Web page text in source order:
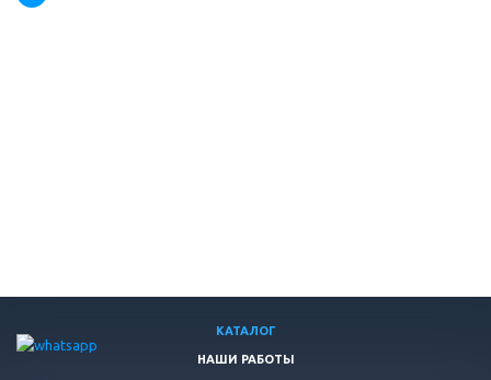
КАТАЛОГ
НАШИ РАБОТЫ